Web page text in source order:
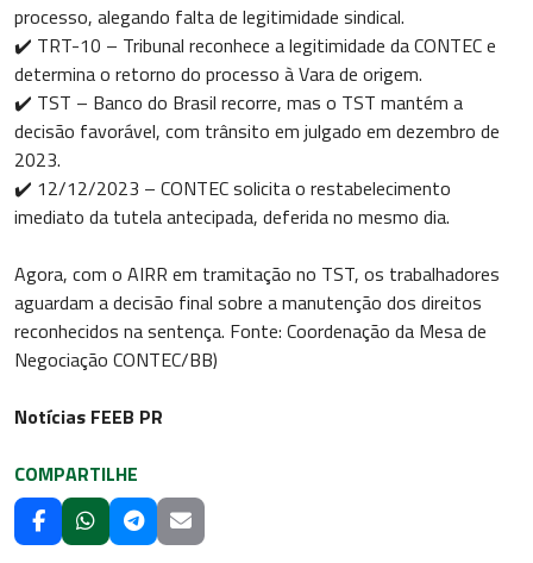
processo, alegando falta de legitimidade sindical.
✔️ TRT-10 – Tribunal reconhece a legitimidade da CONTEC e
determina o retorno do processo à Vara de origem.
✔️ TST – Banco do Brasil recorre, mas o TST mantém a
decisão favorável, com trânsito em julgado em dezembro de
2023.
✔️ 12/12/2023 – CONTEC solicita o restabelecimento
imediato da tutela antecipada, deferida no mesmo dia.
Agora, com o AIRR em tramitação no TST, os trabalhadores
aguardam a decisão final sobre a manutenção dos direitos
reconhecidos na sentença. Fonte: Coordenação da Mesa de
Negociação CONTEC/BB)
Notícias FEEB PR
COMPARTILHE